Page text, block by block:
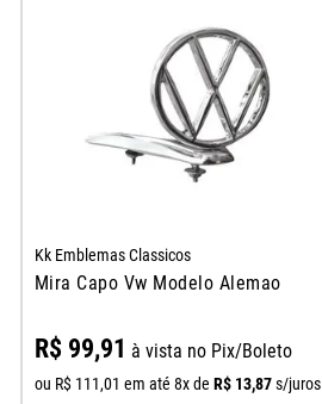
Kk Emblemas Classicos
Mira Capo Vw Modelo Alemao
R$ 99,91 à vista no Pix/Boleto
ou R$ 111,01 em até 8x de R$ 13,87 s/juros